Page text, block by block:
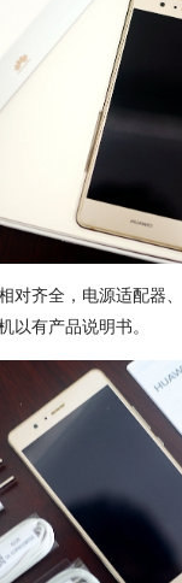
对齐全，电源适配器
以有产品说明书。